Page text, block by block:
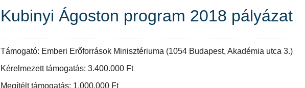
Kubinyi Ágoston program 2018 pályázat
Támogató: Emberi Erőforrások Minisztériuma (1054 Budapest, Akadémia utca 3.)
Kérelmezett támogatás: 3.400.000 Ft
Megítélt támogatás: 1.000.000 Ft